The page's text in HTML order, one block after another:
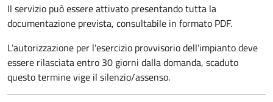
Il servizio può essere attivato presentando tutta la
documentazione prevista, consultabile in formato PDF.
L’autorizzazione per l'esercizio provvisorio dell'impianto deve
essere rilasciata entro 30 giorni dalla domanda, scaduto
questo terminevige il silenzio/assenso.